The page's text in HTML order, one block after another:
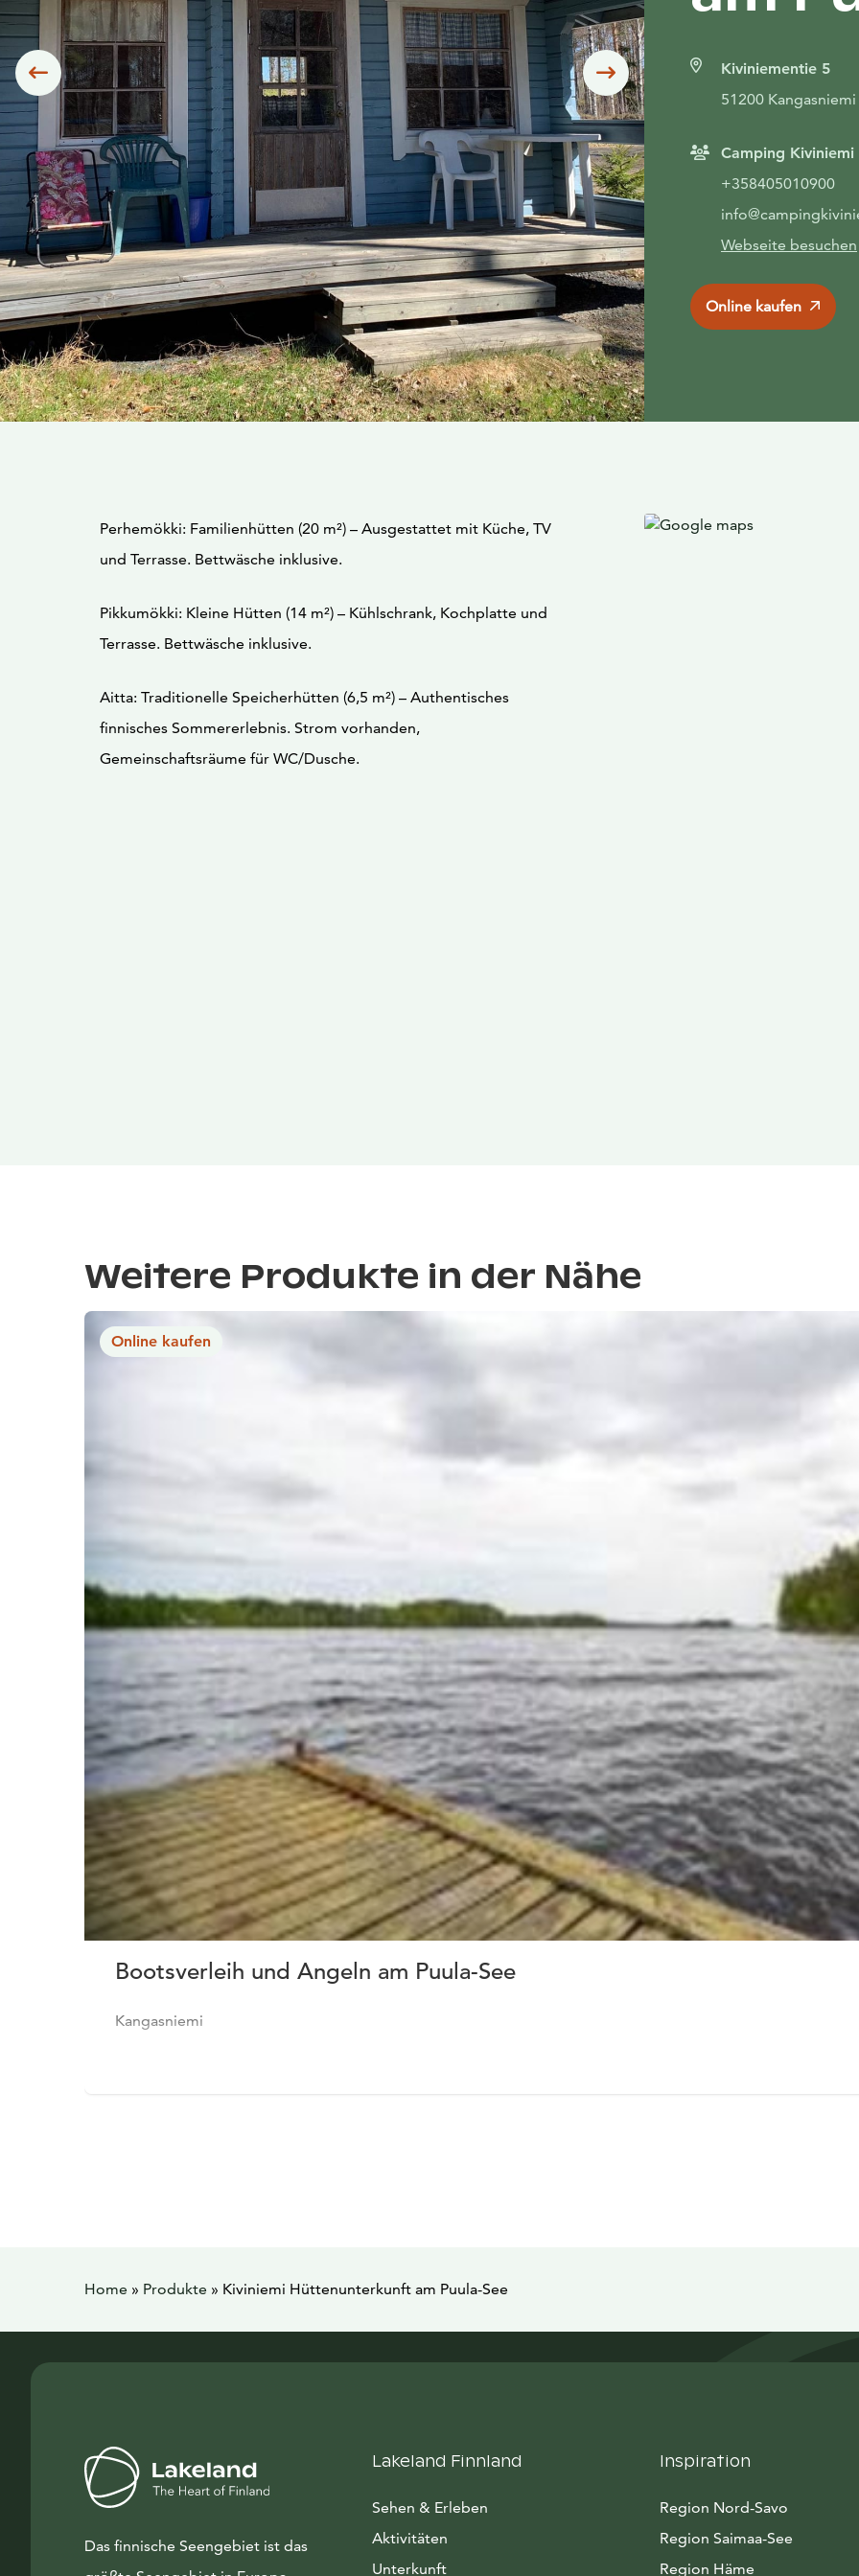
Siirry edelliseen Siirry seuraavaanKiviniementie 5
51200 Kangasniemi
Camping Kiviniemi
+358405010900
Webseite besuchen
Online kaufen
Perhemökki: Familienhütten (20 m²) – Ausgestattet mit Küche, TV
und Terrasse. Bettwäsche inklusive.
Pikkumökki: Kleine Hütten (14 m²) – Kühlschrank, Kochplatte und
Terrasse. Bettwäsche inklusive.
Aitta: Traditionelle Speicherhütten (6,5 m²) – Authentisches
finnisches Sommererlebnis. Strom vorhanden,
Gemeinschaftsräume für WC/Dusche.
Weitere Produkte in der Nähe
Online kaufen
Bootsverleih und Angeln am Puula-See
Kangasniemi
Home » Produkte » Kiviniemi Hüttenunterkunft am Puula-See
Das finnische Seengebiet ist das
Lakeland Finnland
Sehen & Erleben
Aktivitäten
Unterkunft
Inspiration
Region Nord-Savo
Region Saimaa-See
Region Häme